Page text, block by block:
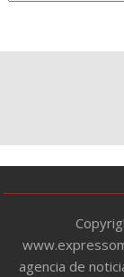
e
í
a
agencia de